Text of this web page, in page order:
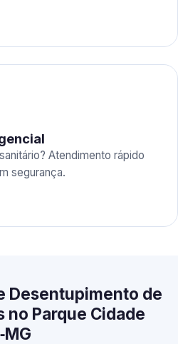
Atendimento rápido
segurança.
Desentupimento de
no Parque Cidade